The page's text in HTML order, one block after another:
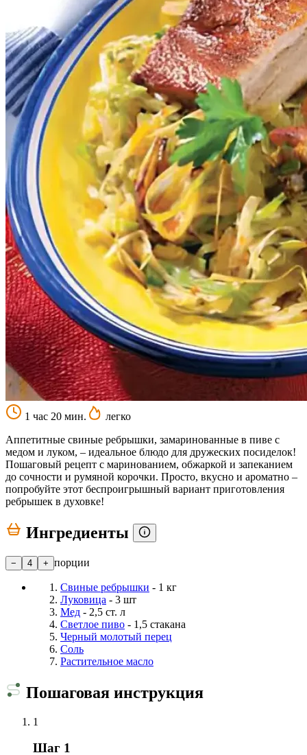
1 час 20 мин.
легко
Аппетитные свиные ребрышки, замаринованные в пиве с
медом и луком, – идеальное блюдо для дружеских посиделок!
Пошаговый рецепт с маринованием, обжаркой и запеканием
до сочности и румяной корочки. Просто, вкусно и ароматно –
попробуйте этот беспроигрышный вариант приготовления
ребрышек в духовке!
Ингредиенты
− 4 + порции
Свиные ребрышки - 1 кг
Луковица - 3 шт
Мед - 2,5 ст. л
Светлое пиво - 1,5 стакана
Черный молотый перец
Соль
Растительное масло
Пошаговая инструкция
1
Шаг 1